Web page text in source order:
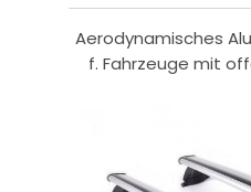
Aerodynamisches
f. Fahrzeuge mit